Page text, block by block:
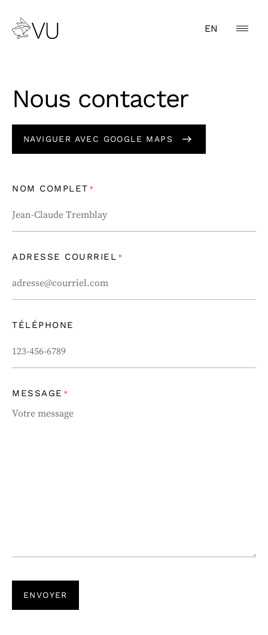
EN
Nous contacter
NAVIGUER AVEC GOOGLE MAPS
NOM COMPLET*
ADRESSE COURRIEL*
TÉLÉPHONE
MESSAGE *
ENVOYER